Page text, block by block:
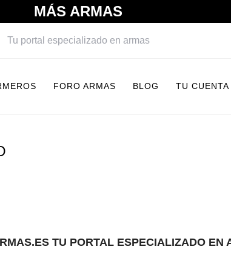
MÁS ARMAS
Tu portal especializado en armas
FORO ARMAS BLOG TU CUENTA
TU PORTAL ESPECIALIZADO EN